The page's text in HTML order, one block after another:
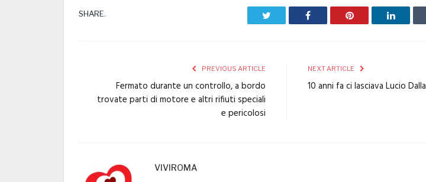
SHARE. Facebook Pinterest LinkedIn
PREVIOUS ARTICLE
Fermato durante un controllo, a bordo
trovate parti di motore e altri rifiuti speciali
e pericolosi
NEXT ARTICLE
10 anni fa ci lasciava Lucio Dalla
VIVIROMA